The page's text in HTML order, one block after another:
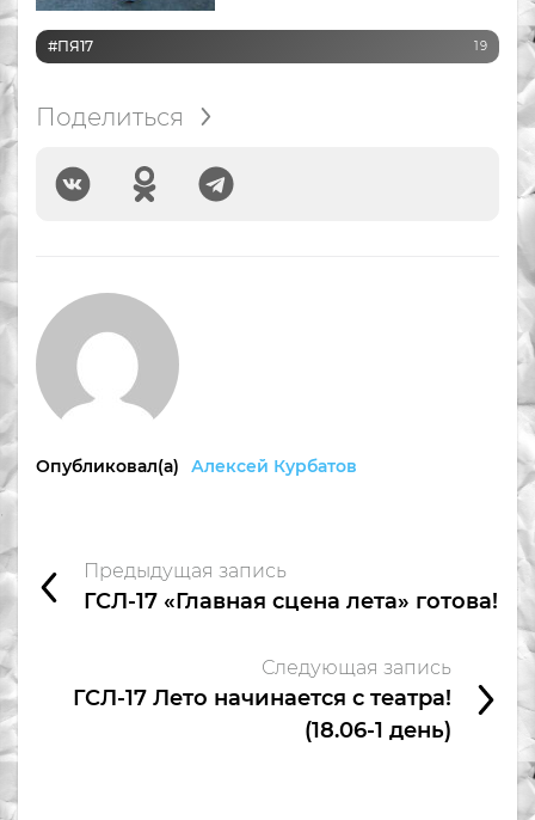
#ПЯ17 19
Поделиться
Опубликовал(а) Алексей Курбатов
Предыдущая запись
ГСЛ-17 «Главная сцена лета» готова!
Следующая запись
ГСЛ-17 Лето начинается с театра!
(18.06-1 день)